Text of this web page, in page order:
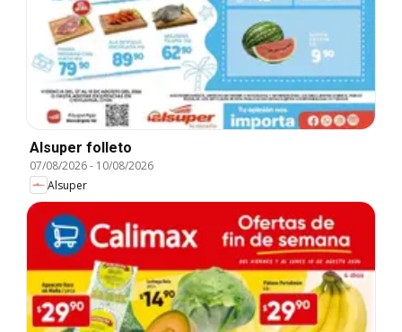
Alsuper folleto
07/08/2026- 10/08/2026
Alsuper